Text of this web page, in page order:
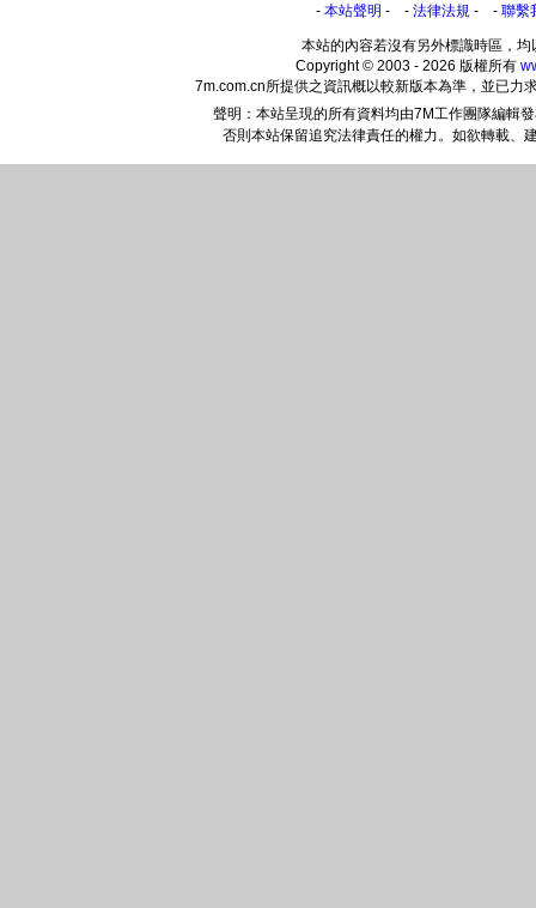
- 本站聲明 - - 法律法規 - - 聯繫
本站的內容若沒有另外標識時區，均
Copyright © 2003 - 2026 版權所有
7m.com.cn所提供之資訊概以較新版本為準，並已力
聲明：本站呈現的所有資料均由7M工作團隊編輯
否則本站保留追究法律責任的權力。如欲轉載、